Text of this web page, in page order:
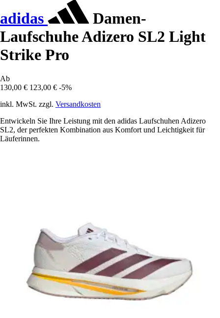
adidas
Damen-
Laufschuhe Adizero SL2 Light
Strike Pro
Ab
130,00 € 123,00 € -5%
inkl. MwSt. zzgl. Versandkosten
Entwickeln Sie Ihre Leistung mit den adidas Laufschuhen Adizero
SL2, der perfekten Kombination aus Komfort und Leichtigkeit für
Läuferinnen.